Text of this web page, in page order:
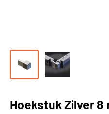
Hoekstuk Zilver 8